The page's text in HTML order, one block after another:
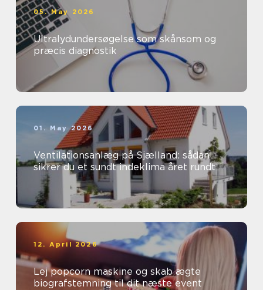
05. May 2026
Ultralydundersøgelse som skånsom og
præcis diagnostik
01. May 2026
Ventilationsanlæg på Sjælland: sådan
sikrer du et sundt indeklima året rundt
12. April 2026
Lej popcorn maskine og skab ægte
biografstemning til dit næste event